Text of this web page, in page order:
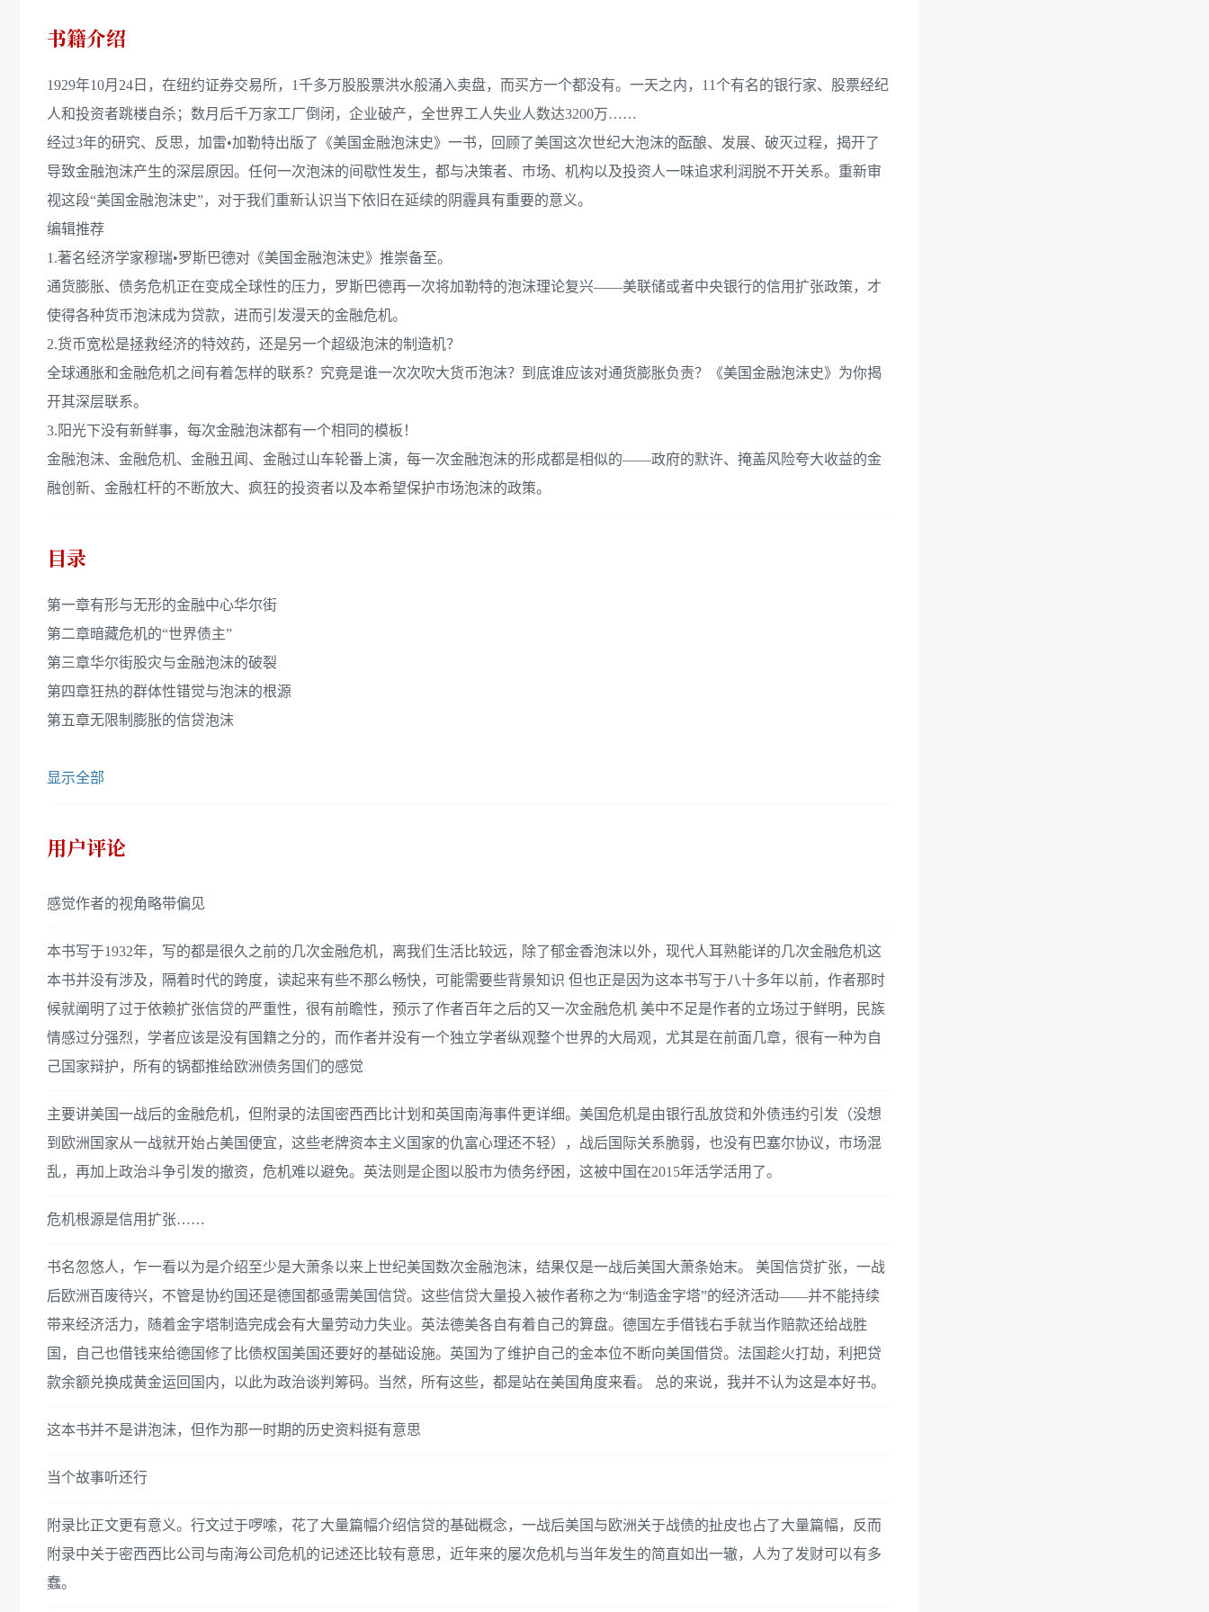
书籍介绍
1929年10月24日，在纽约证券交易所，1千多万股股票洪水般涌入卖盘，而买方一个都没有。一天之内，11个有名的银行家、股票经纪
人和投资者跳楼自杀；数月后千万家工厂倒闭，企业破产，全世界工人失业人数达3200万……
经过3年的研究、反思，加雷•加勒特出版了《美国金融泡沫史》一书，回顾了美国这次世纪大泡沫的酝酿、发展、破灭过程，揭开了
导致金融泡沫产生的深层原因。任何一次泡沫的间歇性发生，都与决策者、市场、机构以及投资人一味追求利润脱不开关系。重新审
视这段“美国金融泡沫史”，对于我们重新认识当下依旧在延续的阴霾具有重要的意义。
编辑推荐
1.著名经济学家穆瑞•罗斯巴德对《美国金融泡沫史》推崇备至。
通货膨胀、债务危机正在变成全球性的压力，罗斯巴德再一次将加勒特的泡沫理论复兴——美联储或者中央银行的信用扩张政策，才
使得各种货币泡沫成为贷款，进而引发漫天的金融危机。
2.货币宽松是拯救经济的特效药，还是另一个超级泡沫的制造机？
全球通胀和金融危机之间有着怎样的联系？究竟是谁一次次吹大货币泡沫？到底谁应该对通货膨胀负责？《美国金融泡沫史》为你揭
开其深层联系。
3.阳光下没有新鲜事，每次金融泡沫都有一个相同的模板！
金融泡沫、金融危机、金融丑闻、金融过山车轮番上演，每一次金融泡沫的形成都是相似的——政府的默许、掩盖风险夸大收益的金
融创新、金融杠杆的不断放大、疯狂的投资者以及本希望保护市场泡沫的政策。
目录
第一章有形与无形的金融中心华尔街
第二章暗藏危机的“世界债主”
第三章华尔街股灾与金融泡沫的破裂
第四章狂热的群体性错觉与泡沫的根源
第五章无限制膨胀的信贷泡沫
显示全部
用户评论
感觉作者的视角略带偏见
本书写于1932年，写的都是很久之前的几次金融危机，离我们生活比较远，除了郁金香泡沫以外，现代人耳熟能详的几次金融危机这
本书并没有涉及，隔着时代的跨度，读起来有些不那么畅快，可能需要些背景知识 但也正是因为这本书写于八十多年以前，作者那时
候就阐明了过于依赖扩张信贷的严重性，很有前瞻性，预示了作者百年之后的又一次金融危机 美中不足是作者的立场过于鲜明，民族
情感过分强烈，学者应该是没有国籍之分的，而作者并没有一个独立学者纵观整个世界的大局观，尤其是在前面几章，很有一种为自
己国家辩护，所有的锅都推给欧洲债务国们的感觉
主要讲美国一战后的金融危机，但附录的法国密西西比计划和英国南海事件更详细。美国危机是由银行乱放贷和外债违约引发（没想
到欧洲国家从一战就开始占美国便宜，这些老牌资本主义国家的仇富心理还不轻），战后国际关系脆弱，也没有巴塞尔协议，市场混
乱，再加上政治斗争引发的撤资，危机难以避免。英法则是企图以股市为债务纾困，这被中国在2015年活学活用了。
危机根源是信用扩张……
书名忽悠人，乍一看以为是介绍至少是大萧条以来上世纪美国数次金融泡沫，结果仅是一战后美国大萧条始末。 美国信贷扩张，一战
后欧洲百废待兴，不管是协约国还是德国都亟需美国信贷。这些信贷大量投入被作者称之为“制造金字塔”的经济活动——并不能持续
带来经济活力，随着金字塔制造完成会有大量劳动力失业。英法德美各自有着自己的算盘。德国左手借钱右手就当作赔款还给战胜
国，自己也借钱来给德国修了比债权国美国还要好的基础设施。英国为了维护自己的金本位不断向美国借贷。法国趁火打劫，利把贷
款余额兑换成黄金运回国内，以此为政治谈判筹码。当然，所有这些，都是站在美国角度来看。 总的来说，我并不认为这是本好书。
这本书并不是讲泡沫，但作为那一时期的历史资料挺有意思
当个故事听还行
附录比正文更有意义。行文过于啰嗦，花了大量篇幅介绍信贷的基础概念，一战后美国与欧洲关于战债的扯皮也占了大量篇幅，反而
附录中关于密西西比公司与南海公司危机的记述还比较有意思，近年来的屡次危机与当年发生的简直如出一辙，人为了发财可以有多
蠢。